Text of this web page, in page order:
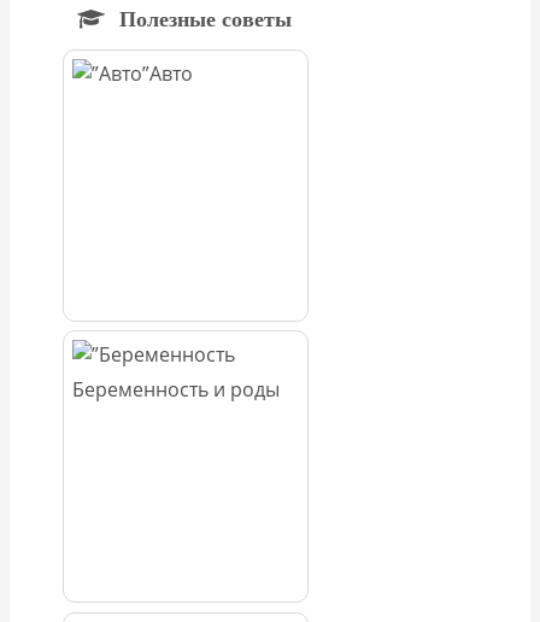
Полезные советы
Авто
Беременность и роды